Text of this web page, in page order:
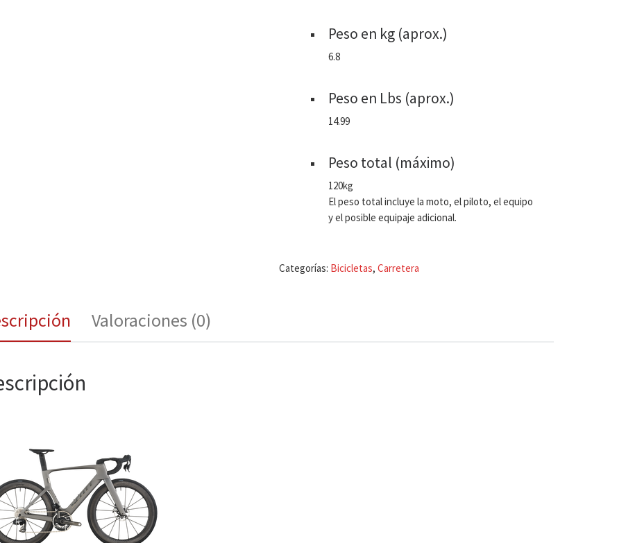
Peso en kg (aprox.)
6.8
Peso en Lbs (aprox.)
14.99
Peso total (máximo)
120kg
El peso total incluye la moto, el piloto, el equipo
y el posible equipaje adicional.
Categorías: Bicicletas, Carretera
Valoraciones (0)